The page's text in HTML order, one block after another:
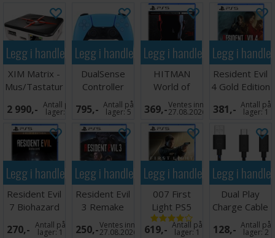
Legg i handlekurven
XIM Matrix -
Mus/Tastatur
Adapter
2 990,- Antall på
lager:
Legg i handlekurven
DualSense
Controller
Starlight Blue
PS5
795,- Antall på
lager:5
Legg i handlekurven
HITMAN
World of
Assassination
PS5
369,-Ventes inn
27.08.2026
Legg i
Resident Evil
4 Gold Edition
PS5
381,- Antall på
lager:1
Legg i handlekurven
Resident Evil
7 Biohazard
Gold Ed PS5
270,- Antall på
lager:1
Legg i handlekurven
Resident Evil
3 Remake
PS5
250,-Ventes inn
27.08.2026
Legg i handlekurven
007 First
Light PS5
619,- Antall på
lager:1
Legg i
Dual Play
Charge Cable
3 meter PS5
128,- Antall på
lager:2